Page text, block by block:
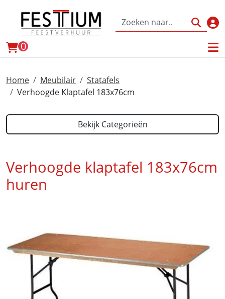
winkelwagen
0
Home Meubilair
Statafels
Verhoogde Klaptafel 183x76cm
Bekijk Categorieën
Verhoogde klaptafel 183x76cm
huren